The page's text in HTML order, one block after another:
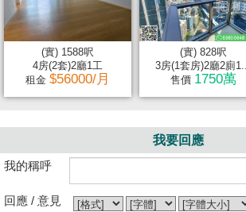
(實) 1588呎
4房(2套)2廳1工
租金 $56000/月
(實) 828呎
3房(1套房)2廳2廁1...
售價 1750萬
我要回應
我的稱呼
回應 / 意見